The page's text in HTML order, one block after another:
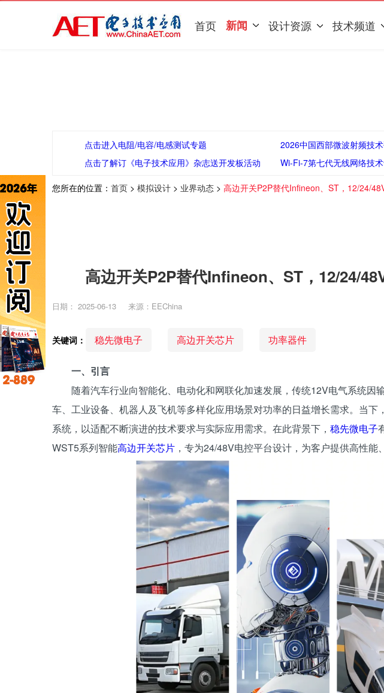
首页 新闻 设计资源 技术频道
点击进入电阻/电容/电感测试专题
2026中国西部微波射频技
点击了解订《电子技术应用》杂志送开发板活动
Wi-Fi-7第七代无线网络技
您所在的位置： 首页 > 模拟设计 > 业界动态 > 高边开关P2P替代Infineon、ST，12/24/
高边开关P2P替代Infineon、ST，12/24/
日期： 2025-06-13 来源：EEChina
关键词： 稳先微电子 高边开关芯片 功率器件
一、引言
随着汽车行业向智能化、电动化和网联化加速发展，传统12V电气系统因
车、工业设备、机器人及飞机等多样化应用场景对功率的日益增长需求。当下
系统，以适配不断演进的技术要求与实际应用需求。在此背景下， 稳先微电子
WST5系列智能高边开关芯片 ，专为24/48V电控平台设计，为客户提供高性能